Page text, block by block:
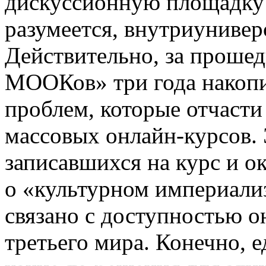
разумеется,
Действительно, за
МООКов» три года
проблем, которые
массовых онлайн-
записавшихся на курс и
о «культурном
связано с доступностью
третьего мира. Конечно,